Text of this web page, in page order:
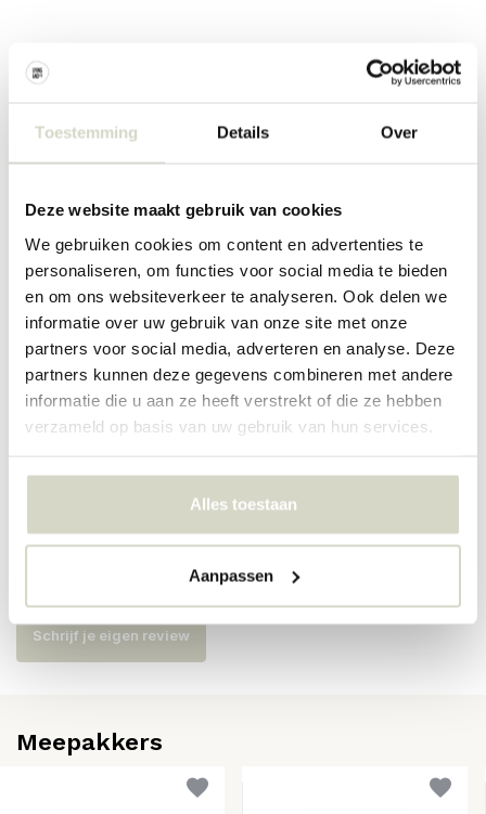
Toestemming Details Over
Deze website maakt gebruik van cookies
We gebruiken cookies om content en advertenties te
personaliseren, om functies voor social media te bieden
en om ons websiteverkeer te analyseren. Ook delen we
informatie over uw gebruik van onze site met onze
partners voor social media, adverteren en analyse. Deze
partners kunnen deze gegevens combineren met andere
informatie die u aan ze heeft verstrekt of die ze hebben
verzameld op basis van uw gebruik van hun services.
Alles toestaan
Aanpassen
De Bloomingville Woodsby borden worden geleverd in een set van
4 stuks. Elk bord is versierd met een handgeschilderd
Afmeting: diameter 16 x hoogte 1,5cm
Kleur: groen
Overige: Geschikt voor in de vaatwasser, oven en magnetron. Per
item kunnen er verschillen zijn.
PRODUCTSPECIFICATIES
Artikelnummer 82063486
SKU 82063486
Reviews
Er zijn nog geen reviews geschreven over dit product..
Schrijf je eigen review
Meepakkers